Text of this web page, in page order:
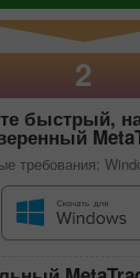
2
быстрый,
требования: